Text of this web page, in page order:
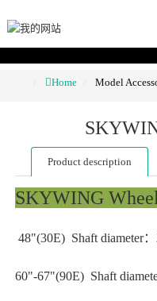
Home Model
Product description
SKYWING
48"(30E) Shaft diameter
60"-67"(90E) Shaft